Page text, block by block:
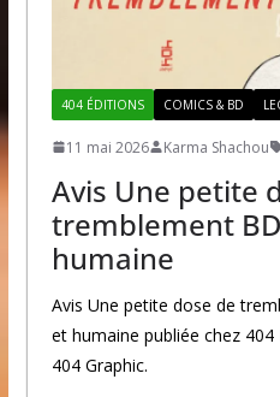
404 ÉDITIONS COMICS & BD
11 mai 2026 Karma Shachou
Avis Une petite
tremblement
humaine
Avis Une petite dose de
et humaine publiée chez
404 Graphic.